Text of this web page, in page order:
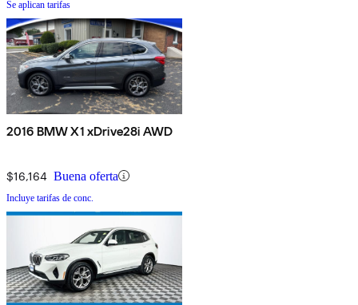
Se aplican tarifas
2016 BMW X1 xDrive28i AWD
$16,164 Buena oferta
Incluye tarifas de conc.